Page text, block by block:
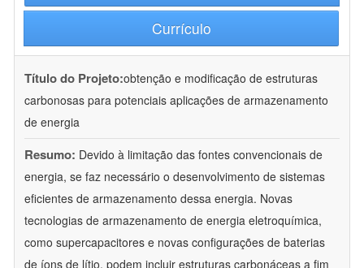
Currículo
Título do Projeto:obtenção e modificação de estruturas
carbonosas para potenciais aplicações de armazenamento
de energia
Resumo: Devido à limitação das fontes convencionais de
energia, se faz necessário o desenvolvimento de sistemas
eficientes de armazenamento dessa energia. Novas
tecnologias de armazenamento de energia eletroquímica,
como supercapacitores e novas configurações de baterias
de íons de lítio, podem incluir estruturas carbonáceas a fim